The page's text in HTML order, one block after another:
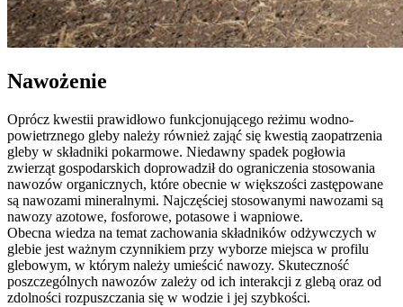
Nawożenie
Oprócz kwestii prawidłowo funkcjonującego reżimu wodno-
powietrznego gleby należy również zająć się kwestią zaopatrzenia
gleby w składniki pokarmowe. Niedawny spadek pogłowia
zwierząt gospodarskich doprowadził do ograniczenia stosowania
nawozów organicznych, które obecnie w większości zastępowane
są nawozami mineralnymi. Najczęściej stosowanymi nawozami są
nawozy azotowe, fosforowe, potasowe i wapniowe.
Obecna wiedza na temat zachowania składników odżywczych w
glebie jest ważnym czynnikiem przy wyborze miejsca w profilu
glebowym, w którym należy umieścić nawozy. Skuteczność
poszczególnych nawozów zależy od ich interakcji z glebą oraz od
zdolności rozpuszczania się w wodzie i jej szybkości.